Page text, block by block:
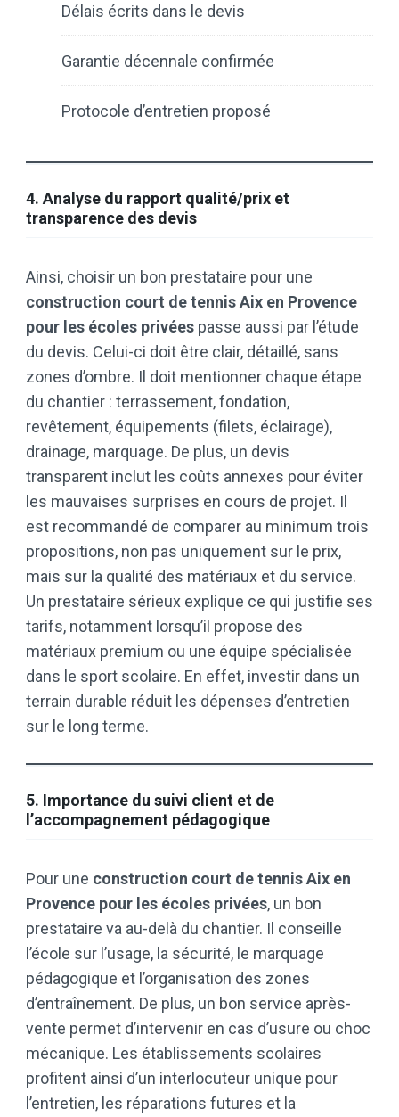
Délais écrits dans le devis
Garantie décennale confirmée
Protocole d’entretien proposé
4. Analyse du rapport qualité/prix et
transparence des devis
Ainsi, choisir un bon prestataire pour une
construction court de tennis Aix en Provence
pour les écoles privées passe aussi par l’étude
du devis. Celui-ci doit être clair, détaillé, sans
zones d’ombre. Il doit mentionner chaque étape
du chantier : terrassement, fondation,
revêtement, équipements (filets, éclairage),
drainage, marquage. De plus, un devis
transparent inclut les coûts annexes pour éviter
les mauvaises surprises en cours de projet. Il
est recommandé de comparer au minimum trois
propositions, non pas uniquement sur le prix,
mais sur la qualité des matériaux et du service.
Un prestataire sérieux explique ce qui justifie ses
tarifs, notamment lorsqu’il propose des
matériaux premium ou une équipe spécialisée
dans le sport scolaire. En effet, investir dans un
terrain durable réduit les dépenses d’entretien
sur le long terme.
5. Importance du suivi client et de
l’accompagnement pédagogique
Pour une construction court de tennis Aix en
Provence pour les écoles privées, un bon
prestataire va au-delà du chantier. Il conseille
l’école sur l’usage, la sécurité, le marquage
pédagogique et l’organisation des zones
d’entraînement. De plus, un bon service après-
vente permet d’intervenir en cas d’usure ou choc
mécanique. Les établissements scolaires
profitent ainsi d’un interlocuteur unique pour
l’entretien, les réparations futures et la